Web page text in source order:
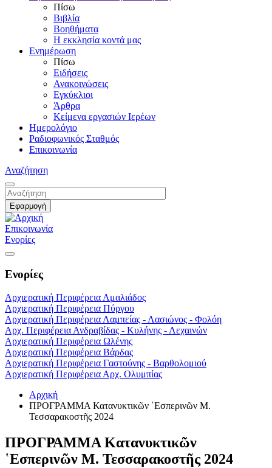
Πίσω
Βιβλία
Βοηθήματα
Η εκκλησία κοντά μας
Ενημέρωση
Πίσω
Ειδήσεις
Ανακοινώσεις
Εγκύκλιοι
Άρθρα
Κείμενα εργασιών Ιερέων
Ημερολόγιο
Ραδιοφωνικός Σταθμός
Επικοινωνία
Αναζήτηση
Επικοινωνία
Ενορίες
Ενορίες
Αρχιερατική Περιφέρεια Αμαλιάδος
Αρχιερατική Περιφέρεια Πύργου
Αρχιερατική Περιφέρεια Λαμπείας - Λασιώνος - Φολόη
Αρχ. Περιφέρεια Ανδραβίδας - Κυλήνης - Λεχαινών
Αρχιερατική Περιφέρεια Ωλένης
Αρχιερατική Περιφέρεια Βάρδας
Αρχιερατική Περιφέρεια Γαστούνης - Βαρθολομιού
Αρχιερατική Περιφέρεια Αρχ. Ολυμπίας
Αρχική
ΠΡΟΓΡΑΜΜΑ Κατανυκτικῶν ῾Εσπερινῶν Μ.
Τεσσαρακοστῆς 2024
ΠΡΟΓΡΑΜΜΑ Κατανυκτικῶν
῾Εσπερινῶν Μ. Τεσσαρακοστῆς 2024